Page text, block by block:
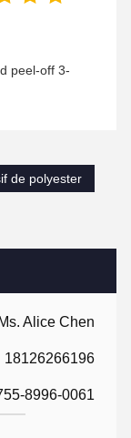
Ms. Alice Chen
18126266196
8996-0061
peel-off 3-
de polyester